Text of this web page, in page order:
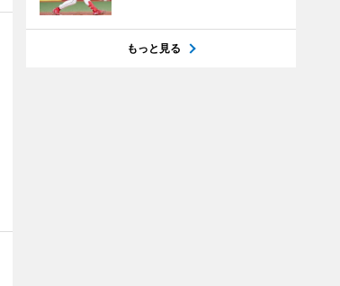
もっと見る